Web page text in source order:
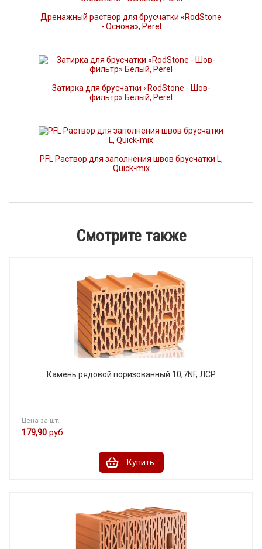
Дренажный раствор для брусчатки «RodStone
- Основа», Perel
Затирка для брусчатки «RodStone - Шов-
фильтр» Белый, Perel
PFL Раствор для заполнения швов брусчатки L,
Quick-mix
Смотрите также
Камень рядовой поризованный 10,7NF, ЛСР
Цена за шт.
179,90 руб.
Купить